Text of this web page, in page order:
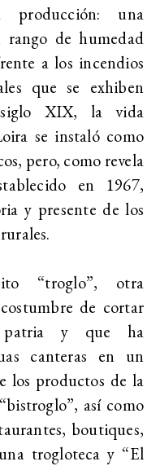
una
rango de humedad
a los incendios
que se exhiben
XIX, la vida
se instaló como
pero, como revela
en 1967,
y presente de los
“troglo”, otra
de cortar
patria y que ha
canteras en un
los productos de la
así como
boutiques,
trogloteca y “El